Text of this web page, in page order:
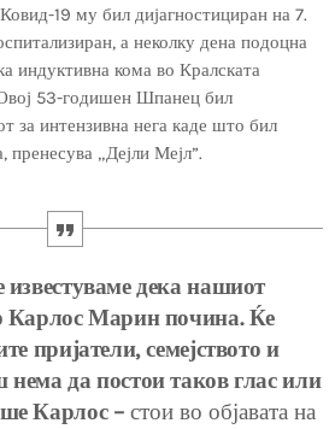
19 му бил дијагностициран на 7.
а неколку дена подоцна
индуктивна кома во Кралската
53-годишен Шпанец бил
за интензивна нега каде што бил
пренесува „Дејли Мејл”.
дека нашиот
Карлос Марин почина. Ќе
пријатели, семејството и
да постои таков глас или
Карлос – стои во објавата на